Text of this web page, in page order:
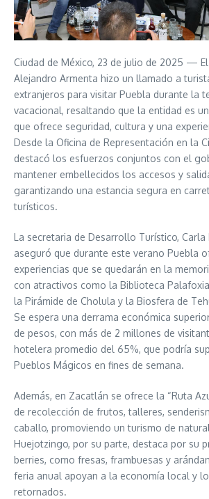
Ciudad de México, 23 de julio de 2025 —
Alejandro Armenta hizo un llamado a
extranjeros para visitar Puebla durante la
vacacional, resaltando que la entidad es
que ofrece seguridad, cultura y una
Desde la Oficina de Representación en la
destacó los esfuerzos conjuntos con el
mantener embellecidos los accesos y
garantizando una estancia segura en
turísticos.
La secretaria de Desarrollo Turístico, Carla
aseguró que durante este verano Puebla
experiencias que se quedarán en la
con atractivos como la Biblioteca
la Pirámide de Cholula y la Biosfera de
Se espera una derrama económica
de pesos, con más de 2 millones de
hotelera promedio del 65%, que podría
Pueblos Mágicos en fines de semana.
Además, en Zacatlán se ofrece la “Ruta
de recolección de frutos, talleres,
caballo, promoviendo un turismo de
Huejotzingo, por su parte, destaca por su
berries, como fresas, frambuesas y
feria anual apoyan a la economía local y
retornados.